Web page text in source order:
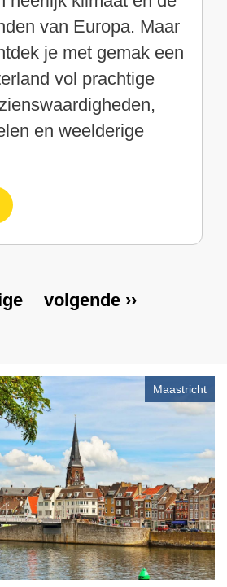
van Europa. Maar
je met gemak een
vol prachtige
en weelderige
V
e
n
d
e
p
a
g
i
n
a
volgende ››
Maastricht